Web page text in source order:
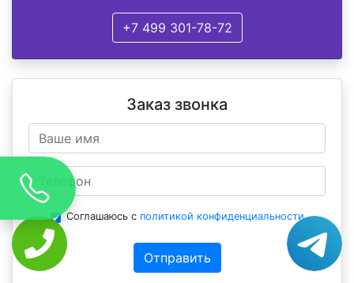
+7 499 301-78-72
Заказ звонка
Соглашаюсь с политикой конфиденциальности
Отправить